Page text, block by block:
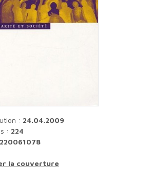
: 24.04.2009
: 224
la couverture